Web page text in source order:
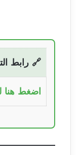
🔗 رابط
اضغط هنا